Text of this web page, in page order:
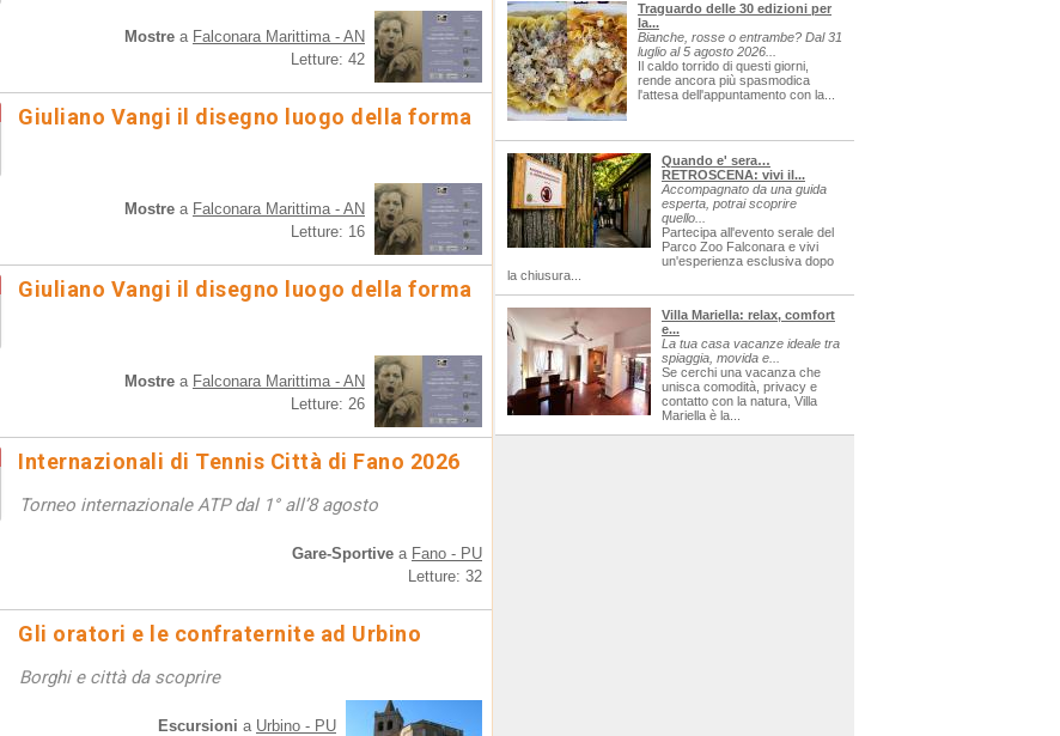
Mostre a Falconara Marittima - AN
Letture: 42
Giuliano Vangi il disegno luogo della forma
Mostre a Falconara Marittima - AN
Letture: 16
Giuliano Vangi il disegno luogo della forma
Mostre a Falconara Marittima - AN
Letture: 26
Internazionali di Tennis Città di Fano 2026
Torneo internazionale ATP dal 1° all’8 agosto
Gare-Sportive a Fano - PU
Letture: 32
Gli oratori e le confraternite ad Urbino
Borghi e città da scoprire
Escursioni a Urbino - PU
Traguardo delle 30 edizioni per
la...
Bianche, rosse o entrambe? Dal 31
luglio al 5 agosto 2026...
Il caldo torrido di questi giorni,
rende ancora più spasmodica
l'attesa dell'appuntamento con la...
Quando e' sera…
RETROSCENA: vivi il...
Accompagnato da una guida
esperta, potrai scoprire
quello...
Partecipa all'evento serale del
Parco Zoo Falconara e vivi
un'esperienza esclusiva dopo
la chiusura...
Villa Mariella: relax, comfort
e...
La tua casa vacanze ideale tra
spiaggia, movida e...
Se cerchi una vacanza che
unisca comodità, privacy e
contatto con la natura, Villa
Mariella è la...